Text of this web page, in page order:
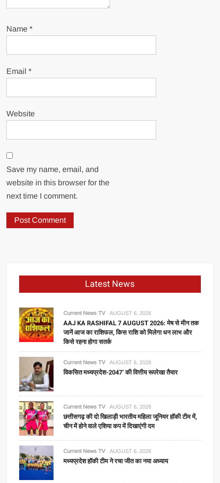
Name*
Email*
Website
Save my name, email, and
website in this browser for the
next time I comment.
Latest News
Current News TV AUGUST 6, 2026
AAJ KA RASHIFAL 7 AUGUST 2026: मेष से मीन तक
जानें आज का राशिफल, किस राशि को मिलेगा धन लाभ और
किसे रहना होगा सतर्क
Current News TV AUGUST 6, 2026
विकसित मध्यप्रदेश-2047’ की वित्तीय रूपरेखा तैयार
Current News TV AUGUST 6, 2026
छत्तीसगढ़ की दो खिलाड़ी भारतीय महिला जूनियर हॉकी टीम में,
चीन में होने वाले एशिया कप में दिखाएंगी दम
Current News TV AUGUST 6, 2026
मध्यप्रदेश हॉकी टीम ने रचा जीत का नया अध्याय